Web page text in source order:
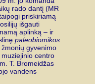
rado dantį (MR
priskiriamą
išgauti
aplinką – ir
paleobiomikos
gyvenimo
centro
T. Bromeidžas
vandens